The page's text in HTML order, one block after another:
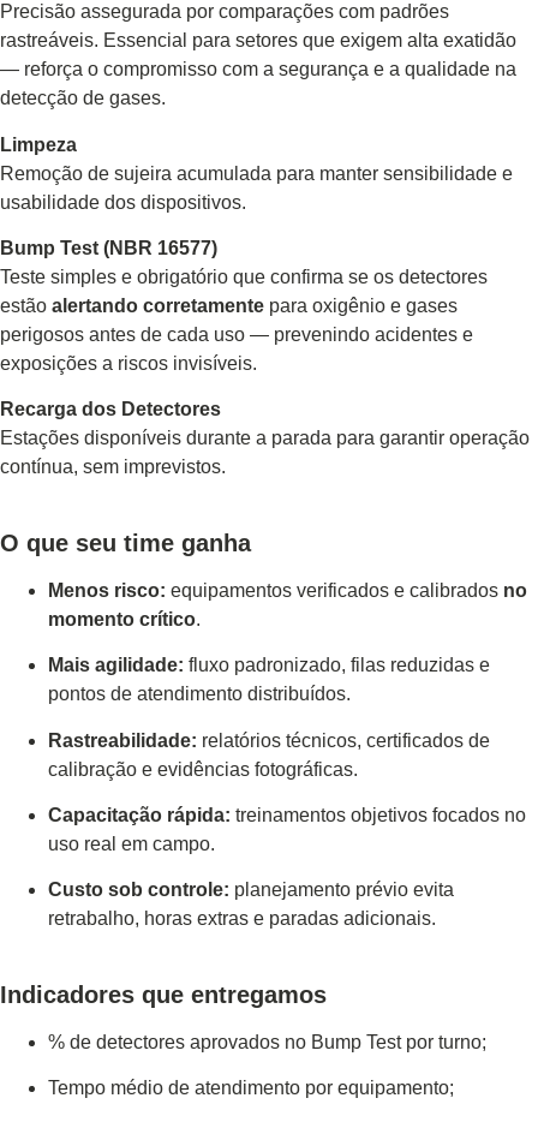
Precisão assegurada por comparações com padrões
rastreáveis. Essencial para setores que exigem alta exatidão
— reforça o compromisso com a segurança e a qualidade na
detecção de gases.
Limpeza
Remoção de sujeira acumulada para manter sensibilidade e
usabilidade dos dispositivos.
Bump Test (NBR 16577)
Teste simples e obrigatório que confirma se os detectores
estão alertando corretamente para oxigênio e gases
perigosos antes de cada uso — prevenindo acidentes e
exposições a riscos invisíveis.
Recarga dos Detectores
Estações disponíveis durante a parada para garantir operação
contínua, sem imprevistos.
O que seu time ganha
Menos risco: equipamentos verificados e calibrados no
momento crítico.
Mais agilidade: fluxo padronizado, filas reduzidas e
pontos de atendimento distribuídos.
Rastreabilidade: relatórios técnicos, certificados de
calibração e evidências fotográficas.
Capacitação rápida: treinamentos objetivos focados no
uso real em campo.
Custo sob controle: planejamento prévio evita
retrabalho, horas extras e paradas adicionais.
Indicadores que entregamos
% de detectores aprovados no Bump Test por turno;
Tempo médio de atendimento por equipamento;